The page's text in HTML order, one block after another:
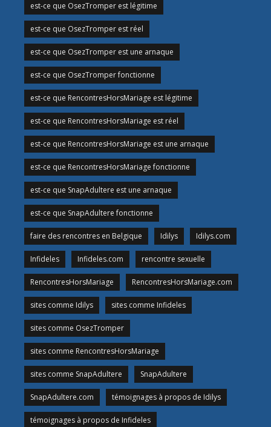
est-ce que OsezTromper est légitime
est-ce que OsezTromper est réel
est-ce que OsezTromper est une arnaque
est-ce que OsezTromper fonctionne
est-ce que RencontresHorsMariage est légitime
est-ce que RencontresHorsMariage est réel
est-ce que RencontresHorsMariage est une arnaque
est-ce que RencontresHorsMariage fonctionne
est-ce que SnapAdultere est une arnaque
est-ce que SnapAdultere fonctionne
faire des rencontres en Belgique Idilys Idilys.com
Infideles Infideles.com rencontre sexuelle
RencontresHorsMariage RencontresHorsMariage.com
sites comme Idilys sites comme Infideles
sites comme OsezTromper
sites comme RencontresHorsMariage
sites comme SnapAdultere SnapAdultere
SnapAdultere.com témoignages à propos de Idilys
témoignages à propos de Infideles